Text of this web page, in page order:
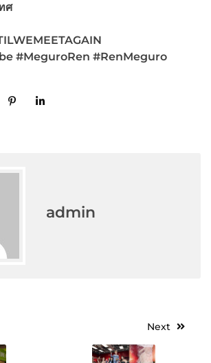
ศ
#MeguroRen #RenMeguro
admin
Next